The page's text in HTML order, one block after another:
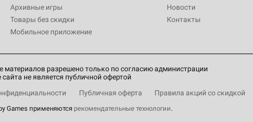
Архивные игры
Товары без скидки
Мобильное приложение
Новости
Контакты
материалов разрешено только по согласию администрации
не является публичной офертой
Публичная оферта Правила акций со скидкой
Games применяются рекомендательные технологии.